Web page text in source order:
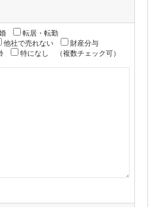
転居・転勤
他社で売れない
財産分与
特になし
（複数チェック可）